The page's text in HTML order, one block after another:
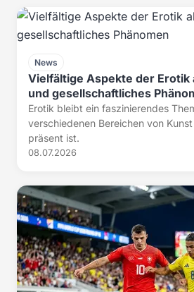
News
Vielfältige Aspekte der Erotik
und gesellschaftliches
Erotik bleibt ein faszinierendes
verschiedenen Bereichen von
präsent ist.
08.07.2026